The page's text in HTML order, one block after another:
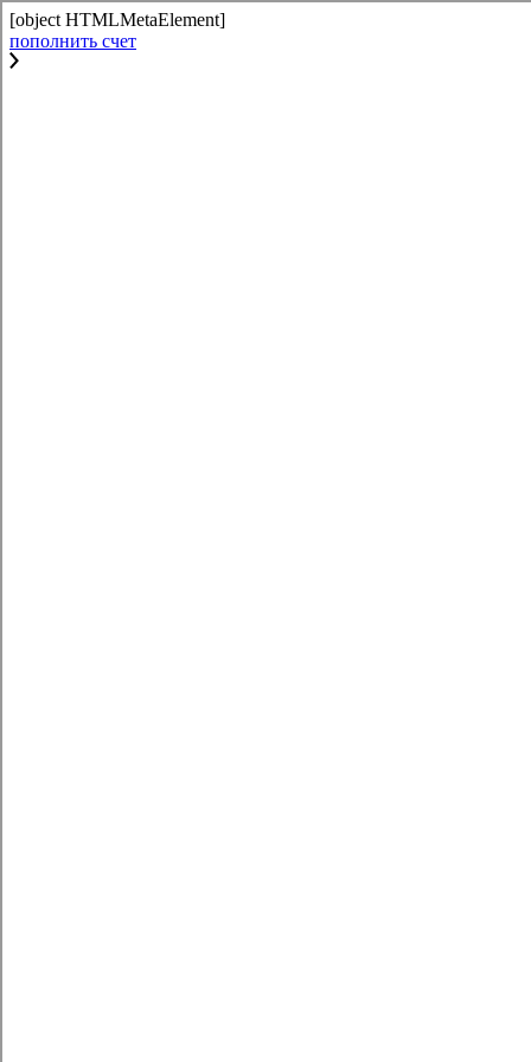
[object HTMLMetaElement]
пополнить счет